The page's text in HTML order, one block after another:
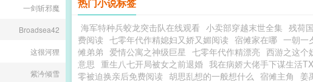
海军特种兵蛟龙突击队在线观看 小卖部穿越末世全集 残荷
费阅读 七零年代作精媳妇又娇又媚阅读 宿傩家在哪 一朝一
傩弟弟 爱情公寓之神级巨星 七零年代作精漂亮 西游之这个
意思 重生八七开局被女之前退婚 我在病娇大佬手下谋生活
零被迫换亲后免费阅读 胡思乱想的一般想什么 宿傩主角 姜
一剑斩邪魔
Broadsea42
这很河狸
紫汵倾雪